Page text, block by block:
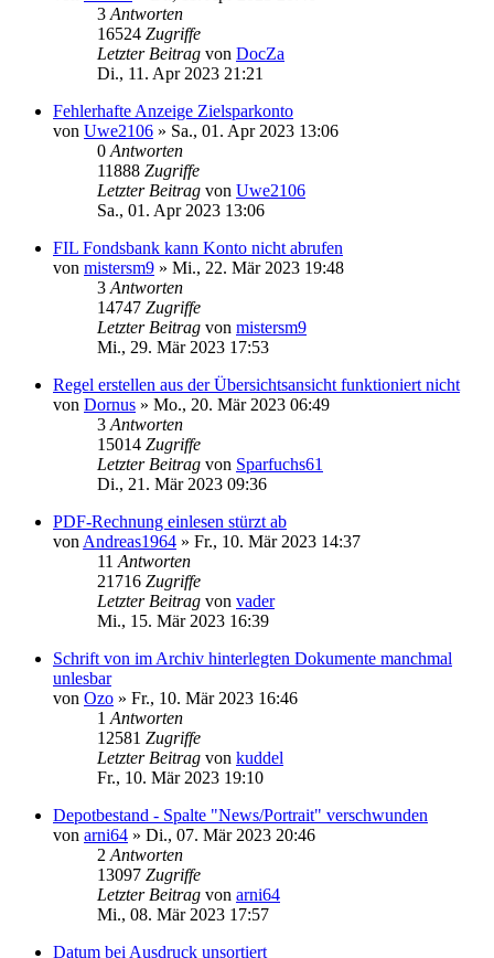
3 Antworten
16524 Zugriffe
Letzter Beitrag von DocZa
Di., 11. Apr 2023 21:21
Fehlerhafte Anzeige Zielsparkonto
von Uwe2106 » Sa., 01. Apr 2023 13:06
0 Antworten
11888 Zugriffe
Letzter Beitrag von Uwe2106
Sa., 01. Apr 2023 13:06
FIL Fondsbank kann Konto nicht abrufen
von mistersm9 » Mi., 22. Mär 2023 19:48
3 Antworten
14747 Zugriffe
Letzter Beitrag von mistersm9
Mi., 29. Mär 2023 17:53
Regel erstellen aus der Übersichtsansicht funktioniert nicht
von Dornus » Mo., 20. Mär 2023 06:49
3 Antworten
15014 Zugriffe
Letzter Beitrag von Sparfuchs61
Di., 21. Mär 2023 09:36
PDF-Rechnung einlesen stürzt ab
von Andreas1964 » Fr., 10. Mär 2023 14:37
11 Antworten
21716 Zugriffe
Letzter Beitrag von vader
Mi., 15. Mär 2023 16:39
Schrift von im Archiv hinterlegten Dokumente manchmal
unlesbar
von Ozo » Fr., 10. Mär 2023 16:46
1 Antworten
12581 Zugriffe
Letzter Beitrag von kuddel
Fr., 10. Mär 2023 19:10
Depotbestand - Spalte "News/Portrait" verschwunden
von arni64 » Di., 07. Mär 2023 20:46
2 Antworten
13097 Zugriffe
Letzter Beitrag von arni64
Mi., 08. Mär 2023 17:57
Datum bei Ausdruck unsortiert